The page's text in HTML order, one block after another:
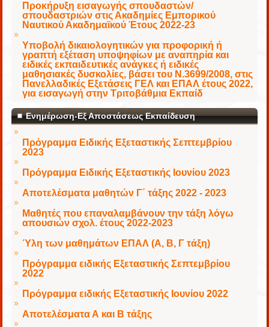
Προκήρυξη εισαγωγής σπουδαστών/
σπουδαστριών στις Ακαδημίες Εμπορικού
Ναυτικού Ακαδημαϊκού Έτους 2022-23
Υποβολή δικαιολογητικών για προφορική ή
γραπτή εξέταση υποψηφίων με αναπηρία και
ειδικές εκπαιδευτικές ανάγκες ή ειδικές
μαθησιακές δυσκολίες, βάσει του Ν.3699/2008, στις
Πανελλαδικές Εξετάσεις ΓΕΛ και ΕΠΑΛ έτους 2022,
για εισαγωγή στην Τριτοβάθμια Εκπαίδ
Ενημέρωση-Εξ Αποστάσεως Εκπαίδευση
Πρόγραμμα Ειδικής Εξεταστικής Σεπτεμβρίου
2023
Πρόγραμμα Ειδικής Εξεταστικής Ιουνίου 2023
Αποτελέσματα μαθητών Γ΄ τάξης 2022 - 2023
Μαθητές που επαναλαμβάνουν την τάξη λόγω
απουσιών σχολ. έτους 2022-2023
Ύλη των μαθημάτων ΕΠΑΛ (Α, Β, Γ τάξη)
Πρόγραμμα ειδικής Εξεταστικής Σεπτεμβρίου
2022
Πρόγραμμα ειδικής Εξεταστικής Ιουνίου 2022
Αποτελέσματα Α και Β τάξης